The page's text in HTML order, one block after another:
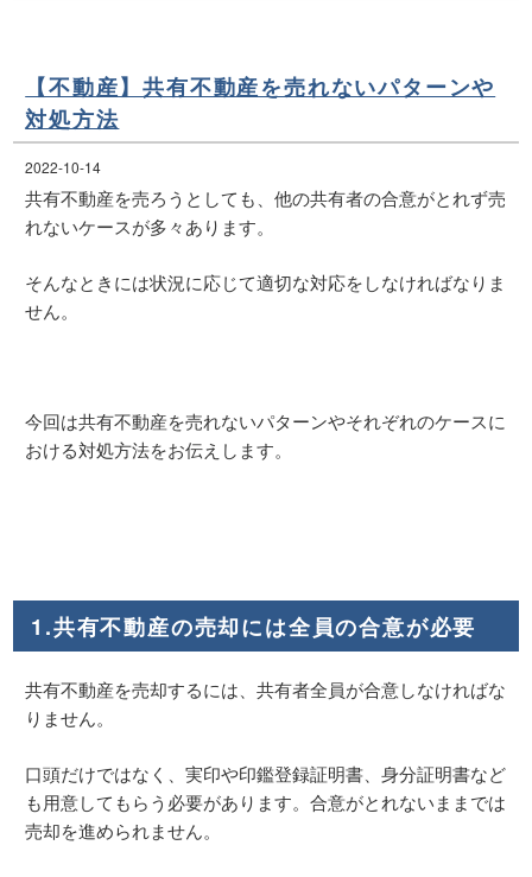
【不動産】共有不動産を売れないパターンや
対処方法
2022-10-14
共有不動産を売ろうとしても、他の共有者の合意がとれず売
れないケースが多々あります。
そんなときには状況に応じて適切な対応をしなければなりま
せん。
今回は共有不動産を売れないパターンやそれぞれのケースに
おける対処方法をお伝えします。
1.共有不動産の売却には全員の合意が必要
共有不動産を売却するには、共有者全員が合意しなければな
りません。
口頭だけではなく、実印や印鑑登録証明書、身分証明書など
も用意してもらう必要があります。合意がとれないままでは
売却を進められません。